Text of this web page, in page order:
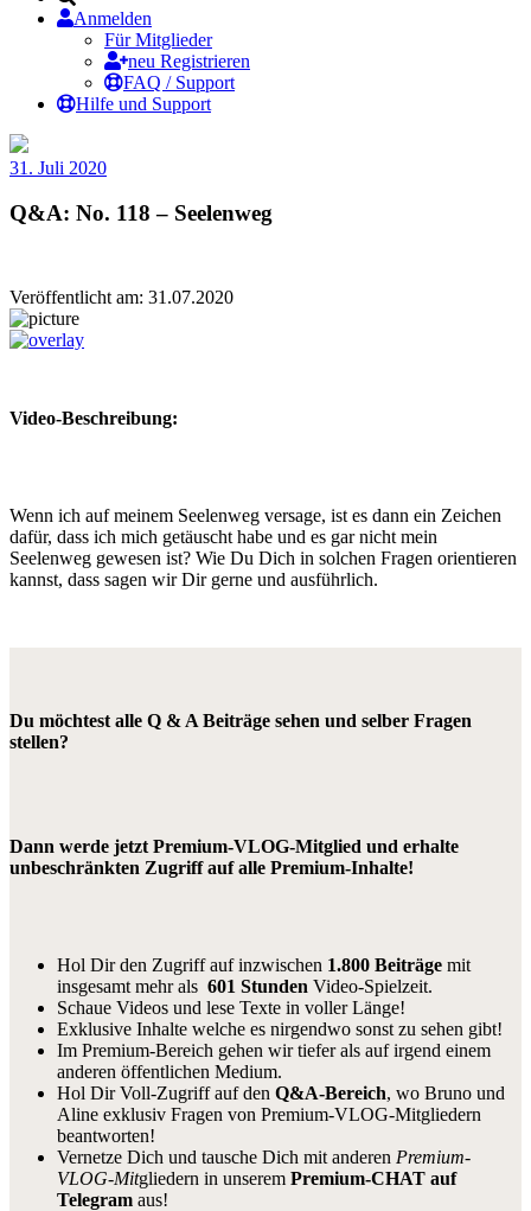
Anmelden
Für Mitglieder
neu Registrieren
FAQ / Support
Hilfe und Support
31. Juli 2020
Q&A: No. 118 – Seelenweg
Veröffentlicht am: 31.07.2020
Video-Beschreibung:
Wenn ich auf meinem Seelenweg versage, ist es dann ein Zeichen
dafür, dass ich mich getäuscht habe und es gar nicht mein
Seelenweg gewesen ist? Wie Du Dich in solchen Fragen orientieren
kannst, dass sagen wir Dir gerne und ausführlich.
Du möchtest alle Q & A Beiträge sehen und selber Fragen
stellen?
Dann werde jetzt Premium-VLOG-Mitglied und erhalte
unbeschränkten Zugriff auf alle Premium-Inhalte!
Hol Dir den Zugriff auf inzwischen 1.800 Beiträge mit
insgesamt mehr als 601 Stunden Video-Spielzeit.
Schaue Videos und lese Texte in voller Länge!
Exklusive Inhalte welche es nirgendwo sonst zu sehen gibt!
Im Premium-Bereich gehen wir tiefer als auf irgend einem
anderen öffentlichen Medium.
Hol Dir Voll-Zugriff auf den Q&A-Bereich, wo Bruno und
Aline exklusiv Fragen von Premium-VLOG-Mitgliedern
beantworten!
Vernetze Dich und tausche Dich mit anderen Premium-
VLOG-Mitgliedern in unserem Premium-CHAT auf
Telegram aus!